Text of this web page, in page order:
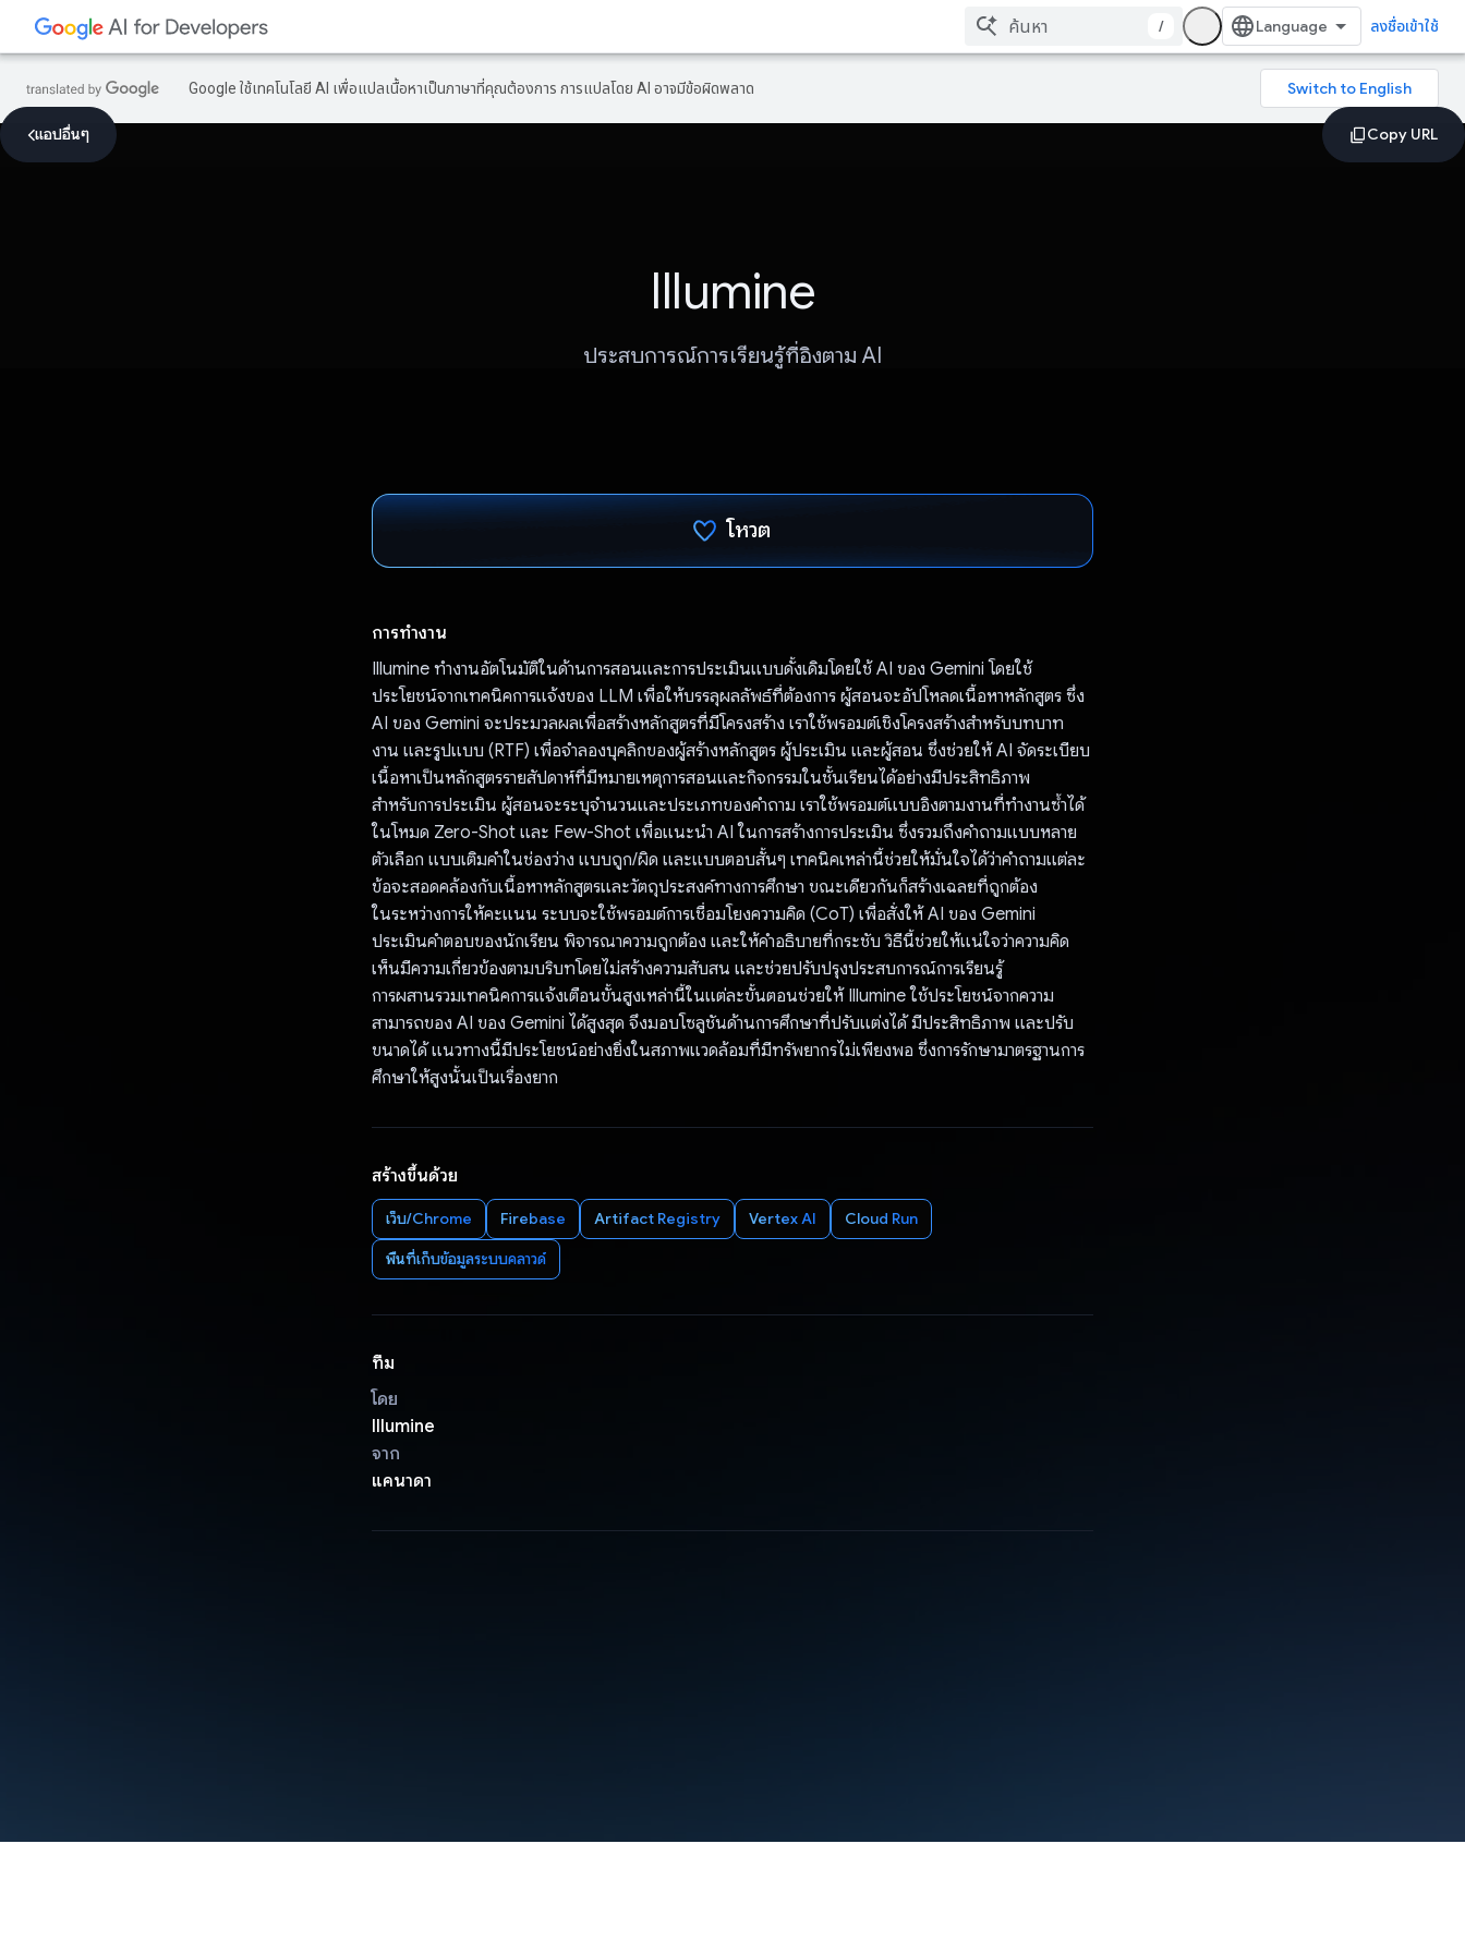
/ ลงชื่อเข้าใช้
Google ใช้เทคโนโลยี AI เพื่อแปลเนื้อหาเป็นภาษาที่คุณต้องการ การแปลโดย AI อาจมีข้อผิดพลาด
แอปอื่นๆ
Illumine
ประสบการณ์การเรียนรู้ที่อิงตาม AI
โหวต
การทำงาน
Illumine ทำงานอัตโนมัติในด้านการสอนและการประเมินแบบดั้งเดิมโดยใช้ AI ของ Gemini โดยใช้
ประโยชน์จากเทคนิคการแจ้งของ LLM เพื่อให้บรรลุผลลัพธ์ที่ต้องการ ผู้สอนจะอัปโหลดเนื้อหาหลักสูตร ซึ่ง
AI ของ Gemini จะประมวลผลเพื่อสร้างหลักสูตรที่มีโครงสร้าง เราใช้พรอมต์เชิงโครงสร้างสำหรับบทบาท
งาน และรูปแบบ (RTF) เพื่อจำลองบุคลิกของผู้สร้างหลักสูตร ผู้ประเมิน และผู้สอน ซึ่งช่วยให้ AI จัดระเบียบ
เนื้อหาเป็นหลักสูตรรายสัปดาห์ที่มีหมายเหตุการสอนและกิจกรรมในชั้นเรียนได้อย่างมีประสิทธิภาพ
สำหรับการประเมิน ผู้สอนจะระบุจำนวนและประเภทของคำถาม เราใช้พรอมต์แบบอิงตามงานที่ทำงานซ้ำได้
ในโหมด Zero-Shot และ Few-Shot เพื่อแนะนํา AI ในการสร้างการประเมิน ซึ่งรวมถึงคำถามแบบหลาย
ตัวเลือก แบบเติมคำในช่องว่าง แบบถูก/ผิด และแบบตอบสั้นๆ เทคนิคเหล่านี้ช่วยให้มั่นใจได้ว่าคำถามแต่ละ
ข้อจะสอดคล้องกับเนื้อหาหลักสูตรและวัตถุประสงค์ทางการศึกษา ขณะเดียวกันก็สร้างเฉลยที่ถูกต้อง
ในระหว่างการให้คะแนน ระบบจะใช้พรอมต์การเชื่อมโยงความคิด (CoT) เพื่อสั่งให้ AI ของ Gemini
ประเมินคำตอบของนักเรียน พิจารณาความถูกต้อง และให้คำอธิบายที่กระชับ วิธีนี้ช่วยให้แน่ใจว่าความคิด
เห็นมีความเกี่ยวข้องตามบริบทโดยไม่สร้างความสับสน และช่วยปรับปรุงประสบการณ์การเรียนรู้
การผสานรวมเทคนิคการแจ้งเตือนขั้นสูงเหล่านี้ในแต่ละขั้นตอนช่วยให้ Illumine ใช้ประโยชน์จากความ
สามารถของ AI ของ Gemini ได้สูงสุด จึงมอบโซลูชันด้านการศึกษาที่ปรับแต่งได้ มีประสิทธิภาพ และปรับ
ขนาดได้ แนวทางนี้มีประโยชน์อย่างยิ่งในสภาพแวดล้อมที่มีทรัพยากรไม่เพียงพอ ซึ่งการรักษามาตรฐานการ
ศึกษาให้สูงนั้นเป็นเรื่องยาก
สร้างขึ้นด้วย
เว็บ/Chrome Firebase Artifact Registry Vertex AI Cloud Run
พื้นที่เก็บข้อมูลระบบคลาวด์
ทีม
โดย
Illumine
จาก
แคนาดา